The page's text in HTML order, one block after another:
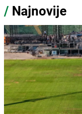
/ Najnovije